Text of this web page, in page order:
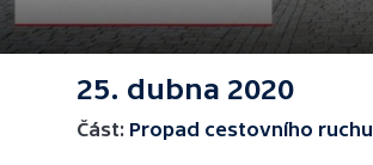
25. dubna 2020
Část: Propad cestovního ruchu